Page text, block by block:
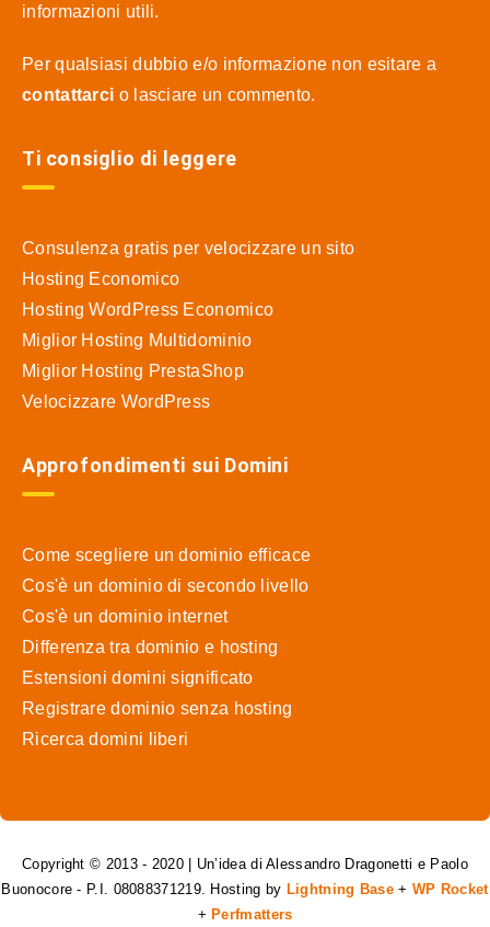
informazioni utili.
Per qualsiasi dubbio e/o informazione non esitare a
contattarci o lasciare un commento.
Ti consiglio di leggere
Consulenza gratis per velocizzare un sito
Hosting Economico
Hosting WordPress Economico
Miglior Hosting Multidominio
Miglior Hosting PrestaShop
Velocizzare WordPress
Approfondimenti sui Domini
Come scegliere un dominio efficace
Cos'è un dominio di secondo livello
Cos'è un dominio internet
Differenza tra dominio e hosting
Estensioni domini significato
Registrare dominio senza hosting
Ricerca domini liberi
Copyright © 2013 - 2020 | Un’idea di Alessandro Dragonetti e Paolo
Buonocore - P.I. 08088371219. Hosting by Lightning Base+ WP Rocket
+ Perfmatters